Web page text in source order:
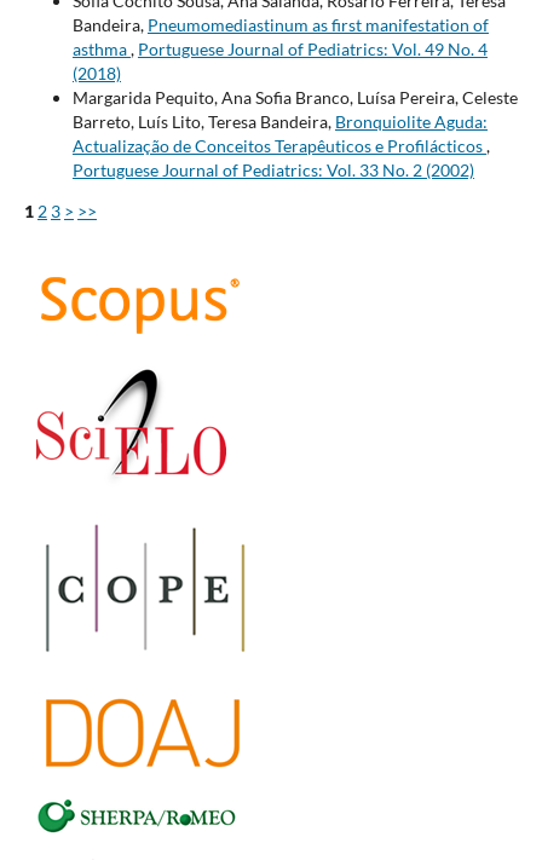
Bandeira, Pneumomediastinum as first manifestation of
asthma, Portuguese Journal of Pediatrics: Vol. 49 No. 4
(2018)
Margarida Pequito, Ana Sofia Branco, Luísa Pereira, Celeste
Barreto, Luís Lito, Teresa Bandeira, Bronquiolite Aguda:
Actualização de Conceitos Terapêuticos e Profilácticos,
Portuguese Journal of Pediatrics: Vol. 33 No. 2 (2002)
1 2 3 > >>